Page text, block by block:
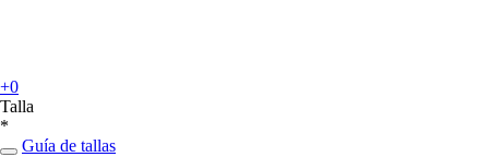
+0
Talla
*
Guía de tallas